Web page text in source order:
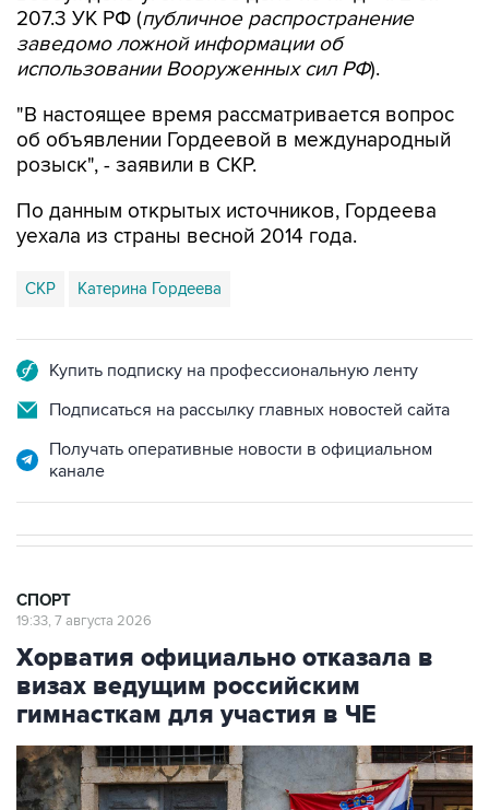
207.3 УК РФ (публичное распространение
заведомо ложной информации об
использовании Вооруженных сил РФ).
"В настоящее время рассматривается вопрос
об объявлении Гордеевой в международный
розыск", - заявили в СКР.
По данным открытых источников, Гордеева
уехала из страны весной 2014 года.
СКР Катерина Гордеева
Купить подписку на профессиональную ленту
Подписаться на рассылку главных новостей сайта
Получать оперативные новости в официальном
канале
СПОРТ
19:33, 7 августа 2026
Хорватия официально отказала в
визах ведущим российским
гимнасткам для участия в ЧЕ